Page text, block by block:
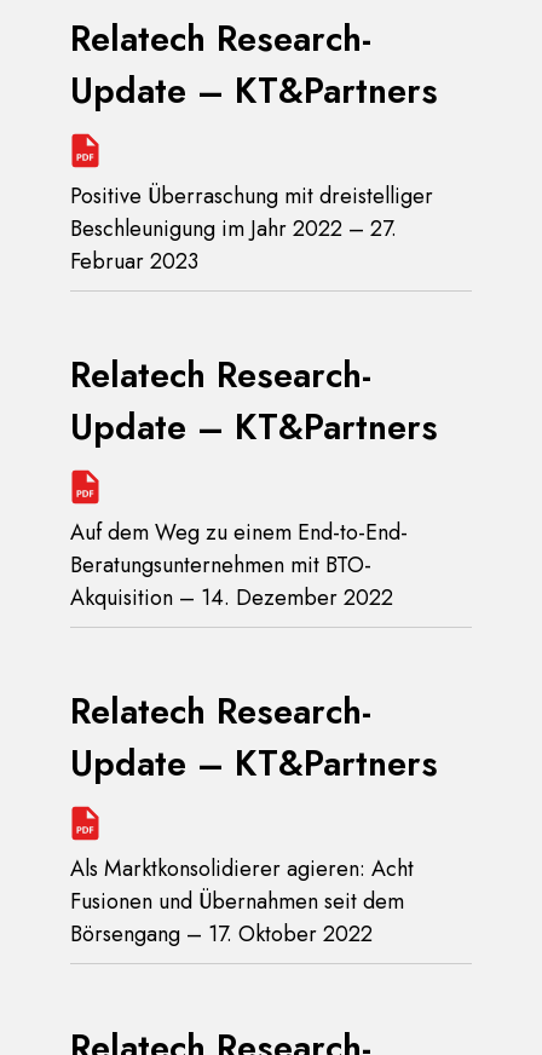
Relatech Research-
Update – KT&Partners
Positive Überraschung mit dreistelliger
Beschleunigung im Jahr 2022 – 27.
Februar 2023
Relatech Research-
Update – KT&Partners
Auf dem Weg zu einem End-to-End-
Beratungsunternehmen mit BTO-
Akquisition – 14. Dezember 2022
Relatech Research-
Update – KT&Partners
Als Marktkonsolidierer agieren: Acht
Fusionen und Übernahmen seit dem
Börsengang – 17. Oktober 2022